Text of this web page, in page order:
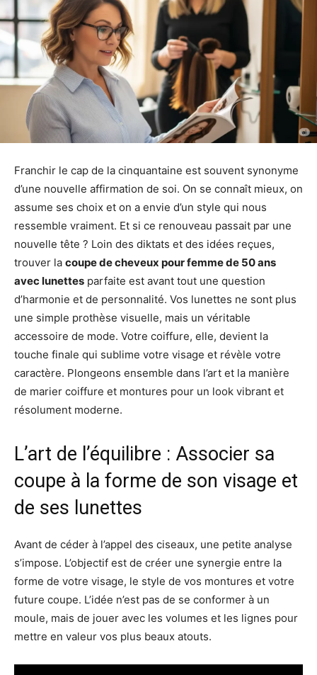
Franchir le cap de la cinquantaine est souvent synonyme
d’une nouvelle affirmation de soi. On se connaît mieux, on
assume ses choix et on a envie d’un style qui nous
ressemble vraiment. Et si ce renouveau passait par une
nouvelle tête ? Loin des diktats et des idées reçues,
trouver la coupe de cheveux pour femme de 50 ans
avec lunettes parfaite est avant tout une question
d’harmonie et de personnalité. Vos lunettes ne sont plus
une simple prothèse visuelle, mais un véritable
accessoire de mode. Votre coiffure, elle, devient la
touche finale qui sublime votre visage et révèle votre
caractère. Plongeons ensemble dans l’art et la manière
de marier coiffure et montures pour un look vibrant et
résolument moderne.
L’art de l’équilibre : Associer sa
coupe à la forme de son visage et
de ses lunettes
Avant de céder à l’appel des ciseaux, une petite analyse
s’impose. L’objectif est de créer une synergie entre la
forme de votre visage, le style de vos montures et votre
future coupe. L’idée n’est pas de se conformer à un
moule, mais de jouer avec les volumes et les lignes pour
mettre en valeur vos plus beaux atouts.